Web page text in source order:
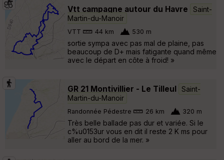
Vtt campagne autour du Havre
Saint-
Martin-du-Manoir
VTT 44 km 530 m
sortie sympa avec pas mal de plaine, pas
beaucoup de D+ mais fatigante quand même
avec le départ en côte à froid! »
GR 21 Montivillier - Le Tilleul
Saint-
Martin-du-Manoir
Randonnée Pédestre 26 km 320 m
Très belle ballade pas dur et variée. Si le
c%u0153ur vous en dit il reste 2 K ms pour
aller au bord de la mer. »